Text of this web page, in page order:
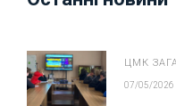
ЦМК
07/05/2026